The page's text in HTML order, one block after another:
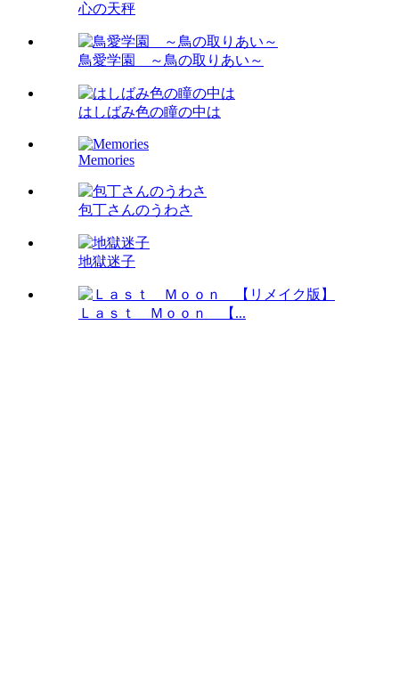
心の天秤
鳥愛学園 ～鳥の取りあい～
はしばみ色の瞳の中は
Memories
包丁さんのうわさ
地獄迷子
Ｌａｓｔ Ｍｏｏｎ 【...